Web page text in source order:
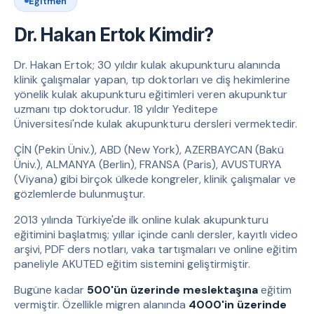
Dr. Hakan Ertok Kimdir?
Dr. Hakan Ertok; 30 yıldır kulak akupunkturu alanında
klinik çalışmalar yapan, tıp doktorları ve diş hekimlerine
yönelik kulak akupunkturu eğitimleri veren akupunktur
uzmanı tıp doktorudur. 18 yıldır Yeditepe
Üniversitesi'nde kulak akupunkturu dersleri vermektedir.
ÇİN (Pekin Üniv.), ABD (New York), AZERBAYCAN (Bakü
Üniv.), ALMANYA (Berlin), FRANSA (Paris), AVUSTURYA
(Viyana) gibi birçok ülkede kongreler, klinik çalışmalar ve
gözlemlerde bulunmuştur.
2013 yılında Türkiye'de ilk online kulak akupunkturu
eğitimini başlatmış; yıllar içinde canlı dersler, kayıtlı video
arşivi, PDF ders notları, vaka tartışmaları ve online eğitim
paneliyle AKUTED eğitim sistemini geliştirmiştir.
Bugüne kadar 500'ün üzerinde meslektaşınaeğitim
vermiştir. Özellikle migren alanında 4000'in üzerinde